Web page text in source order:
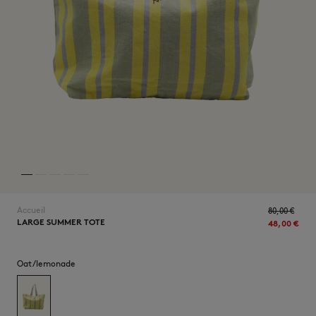
NOUVEAUTÉS
Accueil
LARGE SUMMER TOTE
48,00 €
80,00 €
Oat/lemonade